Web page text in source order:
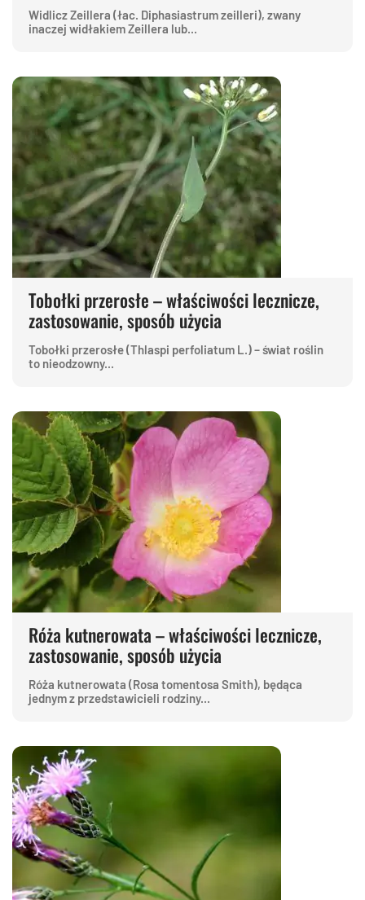
Widlicz Zeillera (łac. Diphasiastrum zeilleri), zwany
inaczej widłakiem Zeillera lub...
Tobołki przerosłe – właściwości lecznicze,
zastosowanie, sposób użycia
Tobołki przerosłe (Thlaspi perfoliatum L.) – świat roślin
to nieodzowny...
Róża kutnerowata – właściwości lecznicze,
zastosowanie, sposób użycia
Róża kutnerowata (Rosa tomentosa Smith), będąca
jednym z przedstawicieli rodziny...